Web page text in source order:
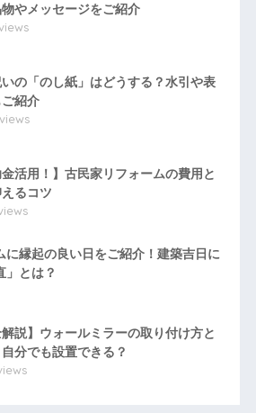
やメッセージをご紹介
の「のし紙」はどうする？水引や表
紹介
金活用！】古民家リフォームの費用と
るコツ
に縁起の良い日をご紹介！建築吉日に
」とは？
解説】ウォールミラーの取り付け方と
分でも設置できる？